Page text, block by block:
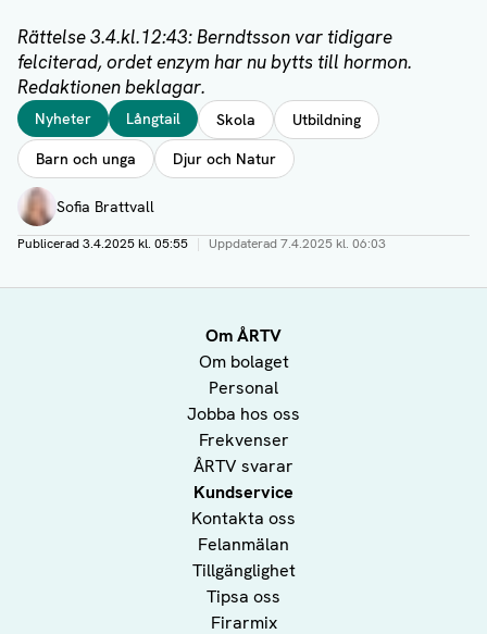
Rättelse 3.4.kl.12:43: Berndtsson var tidigare
felciterad, ordet enzym har nu bytts till hormon.
Redaktionen beklagar.
Taggar
Nyheter Långtail Skola
Utbildning
Barn och unga
Djur och Natur
Författare
Sofia Brattvall
Publicerad3.4.2025 kl. 05:55 | Uppdaterad7.4.2025 kl. 06:03
Om ÅRTV
Om bolaget
Personal
Jobba hos oss
Frekvenser
ÅRTV svarar
Kundservice
Kontakta oss
Felanmälan
Tillgänglighet
Tipsa oss
Firarmix